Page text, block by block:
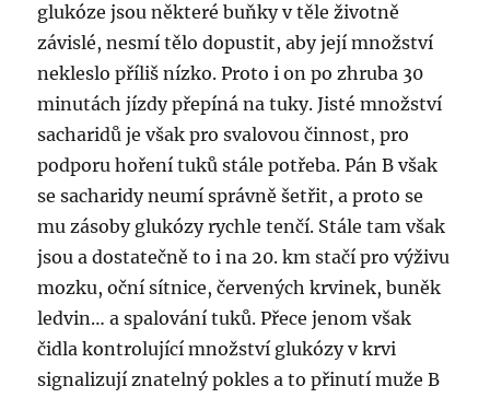
glukóze jsou některé buňky v těle životně
závislé, nesmí tělo dopustit, aby její množství
nekleslo příliš nízko. Proto i on po zhruba 30
minutách jízdy přepíná na tuky. Jisté množství
sacharidů je však pro svalovou činnost, pro
podporu hoření tuků stále potřeba. Pán B však
se sacharidy neumí správně šetřit, a proto se
mu zásoby glukózy rychle tenčí. Stále tam však
jsou a dostatečně to i na 20. km stačí pro výživu
mozku, oční sítnice, červených krvinek, buněk
ledvin… a spalování tuků. Přece jenom však
čidla kontrolující množství glukózy v krvi
signalizují znatelný pokles a to přinutí muže B